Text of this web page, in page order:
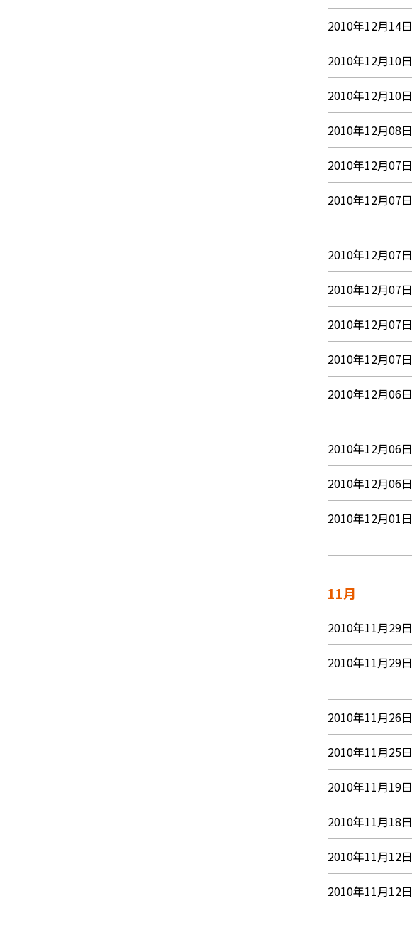
2010年12月14日
2010年12月10日
2010年12月10日
2010年12月08日
2010年12月07日
2010年12月07日
2010年12月07日
2010年12月07日
2010年12月07日
2010年12月07日
2010年12月06日
2010年12月06日
2010年12月06日
2010年12月01日
11月
2010年11月29日
2010年11月29日
2010年11月26日
2010年11月25日
2010年11月19日
2010年11月18日
2010年11月12日
2010年11月12日